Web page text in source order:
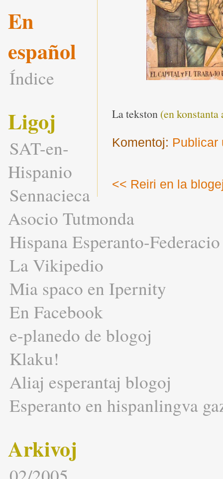
La tekston (en
Komentoj: Publicar
<< Reiri en la
En
español
Índice
Ligoj
SAT-en-
Hispanio
Sennacieca
Asocio Tutmonda
Hispana Esperanto-Federacio
La Vikipedio
Mia spaco en Ipernity
En Facebook
e-planedo de blogoj
Klaku!
Aliaj esperantaj blogoj
Esperanto en hispanlingva
Arkivoj